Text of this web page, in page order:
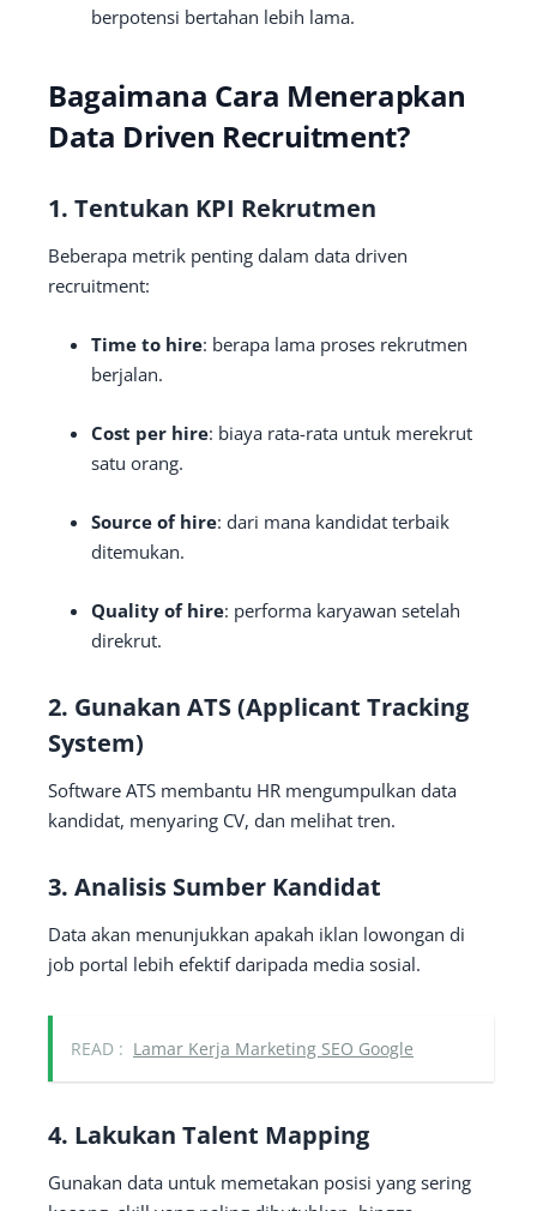
berpotensi bertahan lebih lama.
Bagaimana Cara Menerapkan
Data Driven Recruitment?
1. Tentukan KPI Rekrutmen
Beberapa metrik penting dalam data driven
recruitment:
Time to hire: berapa lama proses rekrutmen
berjalan.
Cost per hire: biaya rata-rata untuk merekrut
satu orang.
Source of hire: dari mana kandidat terbaik
ditemukan.
Quality of hire: performa karyawan setelah
direkrut.
2. Gunakan ATS (Applicant Tracking
System)
Software ATS membantu HR mengumpulkan data
kandidat, menyaring CV, dan melihat tren.
3. Analisis Sumber Kandidat
Data akan menunjukkan apakah iklan lowongan di
job portal lebih efektif daripada media sosial.
READ : Lamar Kerja Marketing SEO Google
4. Lakukan Talent Mapping
Gunakan data untuk memetakan posisi yang sering